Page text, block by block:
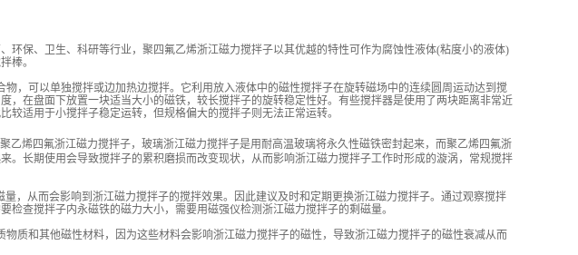
保、卫生、科研等行业，聚四氟乙烯浙江磁力搅拌子以其优越的特性可作为腐蚀性液体(粘度小的液体)
棒。
，可以单独搅拌或边加热边搅拌。它利用放入液体中的磁性搅拌子在旋转磁场中的连续圆周运动达到搅
，在盘面下放置一块适当大小的磁铁，较长搅拌子的旋转稳定性好。有些搅拌器是使用了两块距离非常近
较适用于小搅拌子稳定运转，但规格偏大的搅拌子则无法正常运转。
乙烯四氟浙江磁力搅拌子，玻璃浙江磁力搅拌子是用耐高温玻璃将永久性磁铁密封起来，而聚乙烯四氟浙
。长期使用会导致搅拌子的累积磨损而改变现状，从而影响浙江磁力搅拌子工作时形成的漩涡，常规搅拌
，从而会影响到浙江磁力搅拌子的搅拌效果。因此建议及时和定期更换浙江磁力搅拌子。通过观察搅拌
检查搅拌子内永磁铁的磁力大小，需要用磁强仪检测浙江磁力搅拌子的剩磁量。
质和其他磁性材料，因为这些材料会影响浙江磁力搅拌子的磁性，导致浙江磁力搅拌子的磁性衰减从而